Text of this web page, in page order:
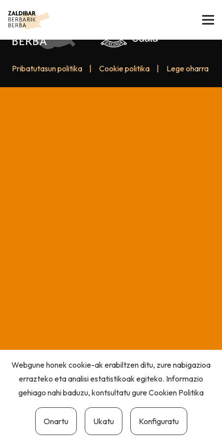
Pribatutasun politika Cookie politika Lege oharra
Webgune honek cookie-ak erabiltzen ditu, zure nabigazioa
errazteko eta analisi estatistikoak egiteko. Informazio
gehiago nahi baduzu, kontsultatu gureCookien Politika
Onartu Ukatu Konfiguratu